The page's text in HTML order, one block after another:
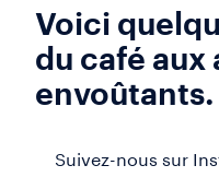
Voici
du café aux
envoûtants.
Suivez-nous sur